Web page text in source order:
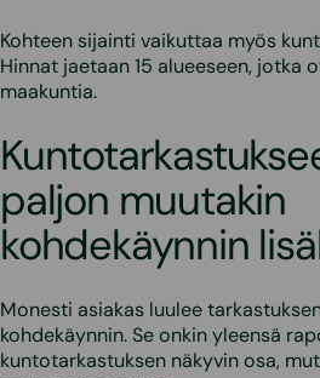
Kohteen sijainti vaikuttaa myös
Hinnat jaetaan 15 alueeseen, jotka
maakuntia.
paljon muutakin
kohdekäynnin
Monesti asiakas luulee
kohdekäynnin. Se onkin yleensä
kuntotarkastuksen näkyvin osa,